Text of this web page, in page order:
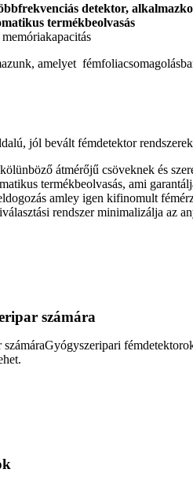
detektor,
termékbeolvasás
amelyet
jól bevált fémdetektor
átmérőjű csöveknek és
termékbeolvasás, ami
amley igen kifinomult
rendszer minimalizálja az
számára
Gyógyszeripari